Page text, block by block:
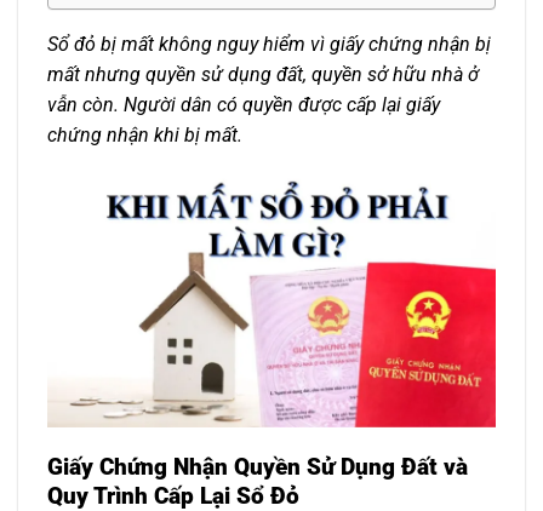
Sổ đỏ bị mất không nguy hiểm vì giấy chứng nhận bị
mất nhưng quyền sử dụng đất, quyền sở hữu nhà ở
vẫn còn. Người dân có quyền được cấp lại giấy
chứng nhận khi bị mất.
Giấy Chứng Nhận Quyền Sử Dụng Đất và
Quy Trình Cấp Lại Sổ Đỏ